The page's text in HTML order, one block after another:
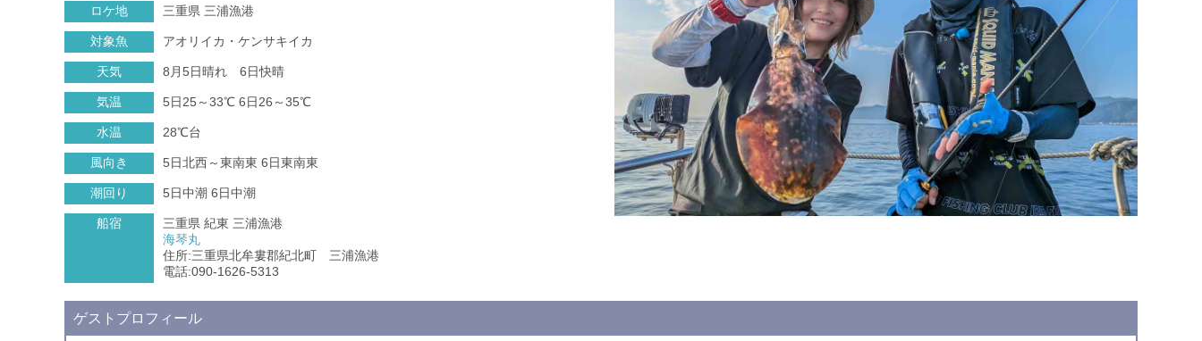
ロケ地 三重県 三浦漁港
対象魚 アオリイカ・ケンサキイカ
天気 8月5日晴れ 6日快晴
気温 5日25～33℃ 6日26～35℃
水温 28℃台
風向き 5日北西～東南東 6日東南東
潮回り 5日中潮 6日中潮
船宿
三重県 紀東 三浦漁港
海琴丸
住所:三重県北牟婁郡紀北町 三浦漁港
電話:090-1626-5313
ゲストプロフィール